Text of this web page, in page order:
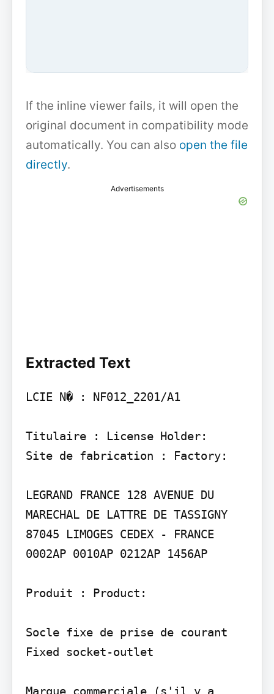
If the inline viewer fails, it will open the
original document in compatibility mode
automatically. You can also open the file
directly.
Advertisements
Extracted Text
LCIE N� : NF012_2201/A1
Titulaire : License Holder:
Site de fabrication : Factory:
LEGRAND FRANCE 128 AVENUE DU
MARECHAL DE LATTRE DE TASSIGNY
87045 LIMOGES CEDEX - FRANCE
0002AP 0010AP 0212AP 1456AP
Produit : Product:
Socle fixe de prise de courant
Fixed socket-outlet
Marque commerciale (s'il y a